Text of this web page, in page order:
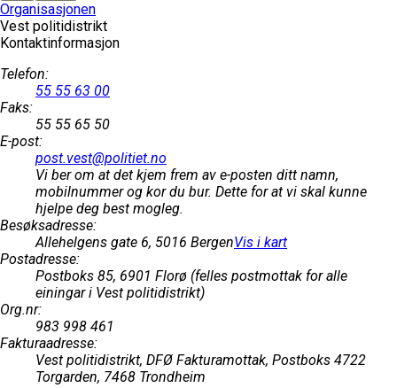
Organisasjonen
Vest politidistrikt
Kontaktinformasjon
Telefon:
55 55 63 00
Faks:
55 55 65 50
E-post:
post.vest@politiet.no
Vi ber om at det kjem frem av e-posten ditt namn,
mobilnummer og kor du bur. Dette for at vi skal kunne
hjelpe deg best mogleg.
Besøksadresse:
Allehelgens gate 6, 5016 BergenVis i kart
Postadresse:
Postboks 85, 6901 Florø (felles postmottak for alle
einingar i Vest politidistrikt)
Org.nr:
983 998 461
Fakturaadresse:
Vest politidistrikt, DFØ Fakturamottak, Postboks 4722
Torgarden, 7468 Trondheim